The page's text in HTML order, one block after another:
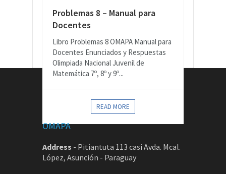
Problemas 8 – Manual para
Docentes
Libro Problemas 8 OMAPA Manual para
Docentes Enunciados y Respuestas
Olimpiada Nacional Juvenil de
Matemática 7º, 8º y 9º...
READ MORE
OMAPA
Address - Pitiantuta 113 casi Avda. Mcal.
López, Asunción - Paraguay